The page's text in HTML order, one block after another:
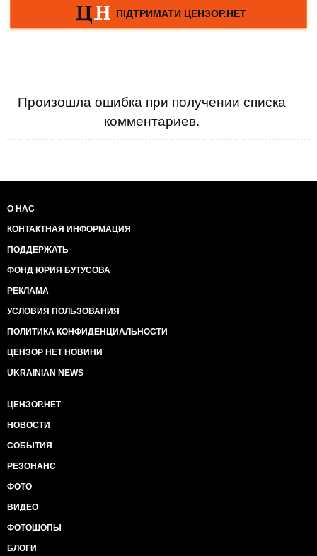
Произошла ошибка при получении списка
комментариев.
О НАС
КОНТАКТНАЯ ИНФОРМАЦИЯ
ПОДДЕРЖАТЬ
ФОНД ЮРИЯ БУТУСОВА
РЕКЛАМА
УСЛОВИЯ ПОЛЬЗОВАНИЯ
ПОЛИТИКА КОНФИДЕНЦИАЛЬНОСТИ
ЦЕНЗОР НЕТ НОВИНИ
UKRAINIAN NEWS
ЦЕНЗОР.НЕТ
НОВОСТИ
СОБЫТИЯ
РЕЗОНАНС
ФОТО
ВИДЕО
ФОТОШОПЫ
БЛОГИ